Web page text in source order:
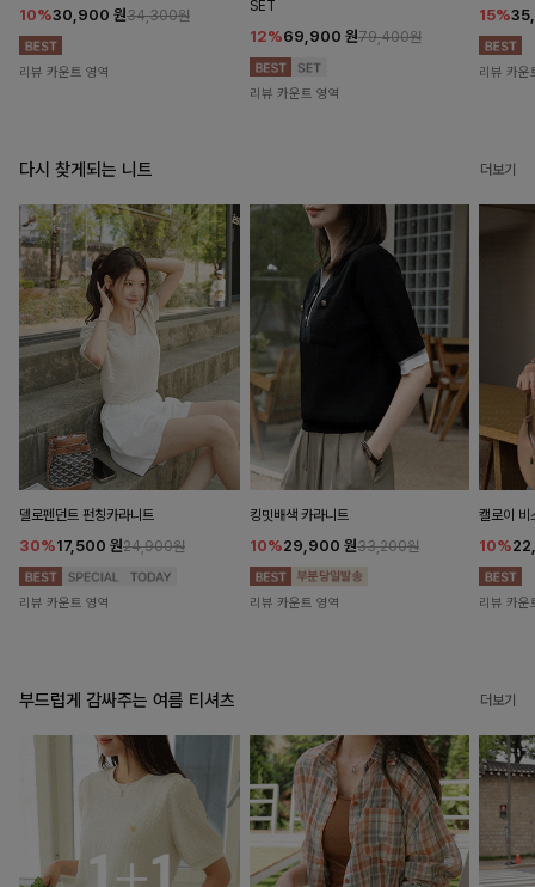
10%30,900 원34,300원
리뷰 카운트 영역
SET
12%69,900 원79,400원
리뷰 카운트 영역
15%
리뷰 카운
다시 찾게되는 니트 더보기
델로펜던트 펀칭카라니트
30%17,500 원24,900원
리뷰 카운트 영역
킹밋배색 카라니트
10%29,900 원33,200원
리뷰 카운트 영역
캘로이 비
10%
리뷰 카운
부드럽게 감싸주는 여름 티셔츠 더보기